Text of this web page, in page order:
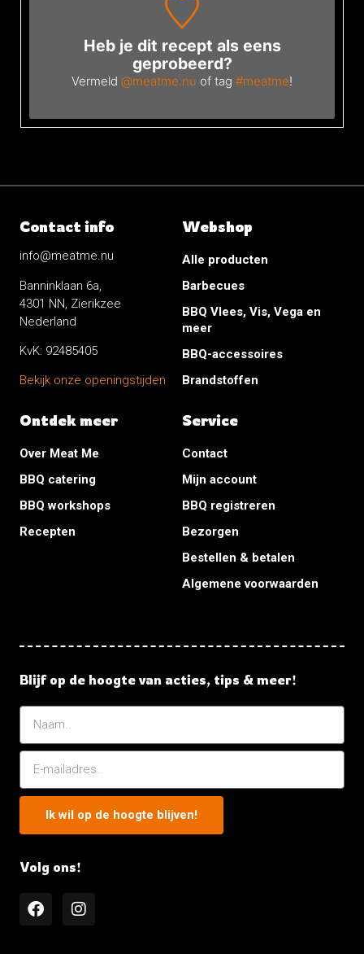
Heb je dit recept als eens
geprobeerd?
Vermeld @meatme.nu of tag #meatme!
Contact info
info@meatme.nu
Banninklaan 6a,
4301 NN, Zierikzee
Nederland
KvK: 92485405
Bekijk onze openingstijden
Webshop
Alle producten
Barbecues
BBQ Vlees, Vis, Vega en
meer
BBQ-accessoires
Brandstoffen
Ontdek meer
Over Meat Me
BBQ catering
BBQ workshops
Recepten
Service
Contact
Mijn account
BBQ registreren
Bezorgen
Bestellen & betalen
Algemene voorwaarden
Blijf op de hoogte van acties, tips & meer!
Ik wil op de hoogte blijven!
Volg ons!